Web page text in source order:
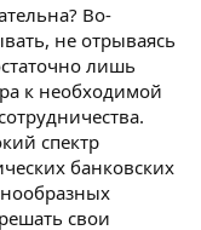
Во-
не отрываясь
лишь
к необходимой
спектр
банковских
свои